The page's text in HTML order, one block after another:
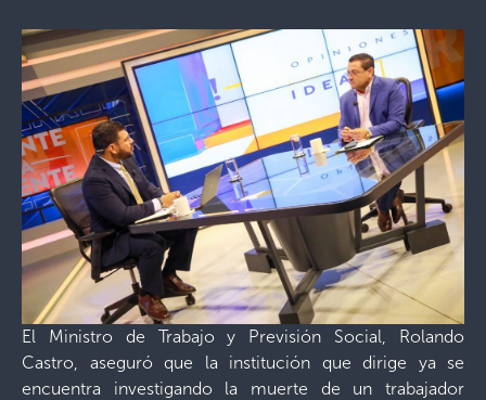
El Ministro de Trabajo y Previsión Social, Rolando
Castro, aseguró que la institución que dirige ya se
encuentra investigando la muerte de un trabajador